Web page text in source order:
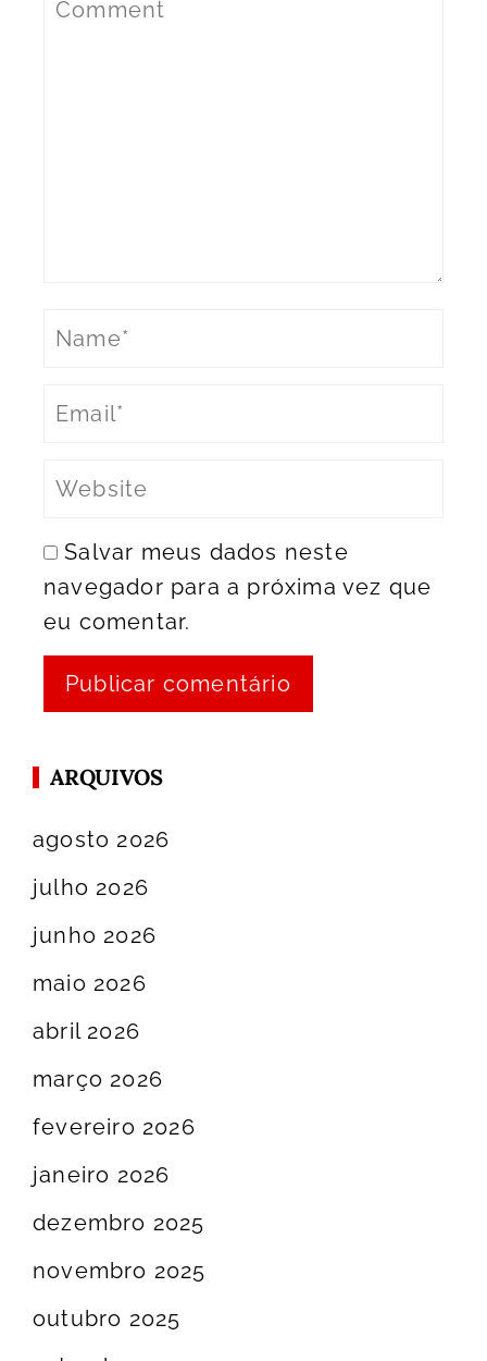
Salvar meus dados neste
navegador para a próxima vez que
eu comentar.
ARQUIVOS
agosto 2026
julho 2026
junho 2026
maio 2026
abril 2026
março 2026
fevereiro 2026
janeiro 2026
dezembro 2025
novembro 2025
outubro 2025